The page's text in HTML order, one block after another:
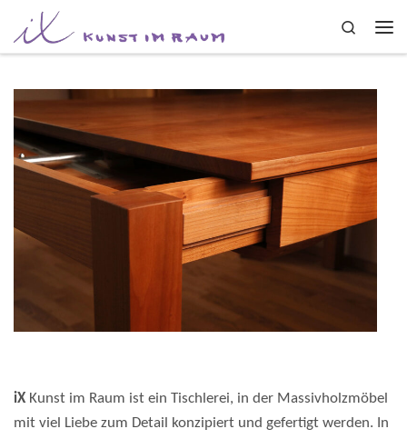
Zum Inhalt springen
Search
iX Kunst im Raum ist ein Tischlerei, in der Massivholzmöbel
mit viel Liebe zum Detail konzipiert und gefertigt werden. In